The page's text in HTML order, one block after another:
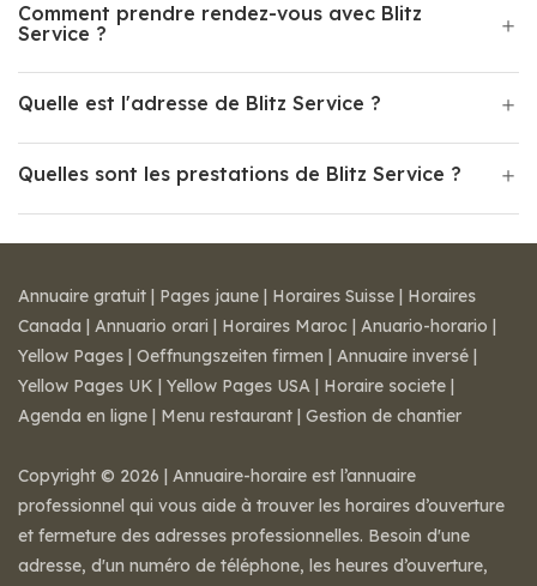
Comment prendre rendez-vous avec Blitz
Service ?
Quelle est l'adresse de Blitz Service ?
Quelles sont les prestations de Blitz Service ?
Annuaire gratuit | Pages jaune | Horaires Suisse | Horaires
Canada | Annuario orari | Horaires Maroc | Anuario-horario |
Yellow Pages | Oeffnungszeiten firmen | Annuaire inversé |
Yellow Pages UK | Yellow Pages USA | Horaire societe |
Agenda en ligne | Menu restaurant | Gestion de chantier
Copyright © 2026 | Annuaire-horaire est l’annuaire
professionnel qui vous aide à trouver les horaires d’ouverture
et fermeture des adresses professionnelles. Besoin d'une
adresse, d'un numéro de téléphone, les heures d’ouverture,